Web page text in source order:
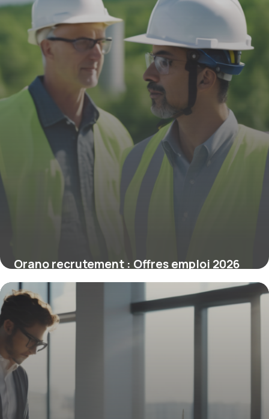
Orano recrutement : Offres emploi 2026
29 avril 2026